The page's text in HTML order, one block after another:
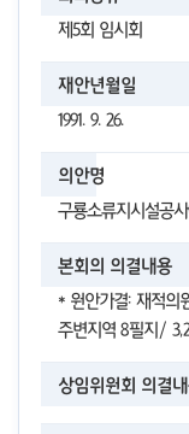
제5회 임시회
재안년월일
1991. 9. 26.
의안명
구룡소류지시설공
본회의 의결내용
* 원안가결: 재적의
주변지역 8필지/
상임위원회 의결